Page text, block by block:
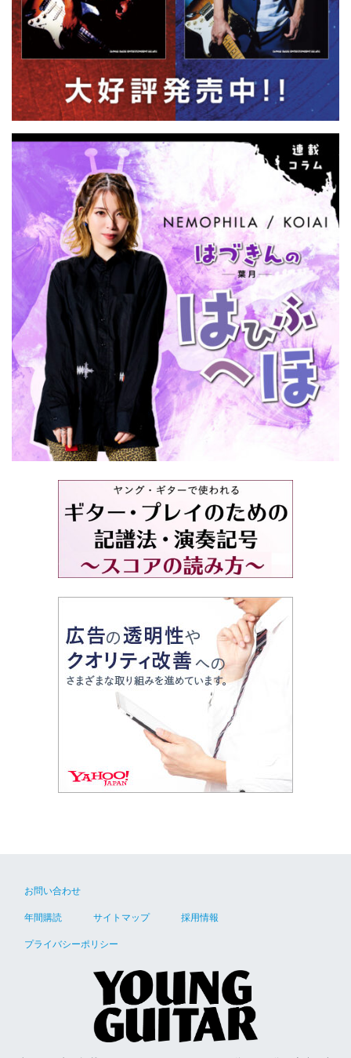
お問い合わせ
年間購読 サイトマップ 採用情報
プライバシーポリシー